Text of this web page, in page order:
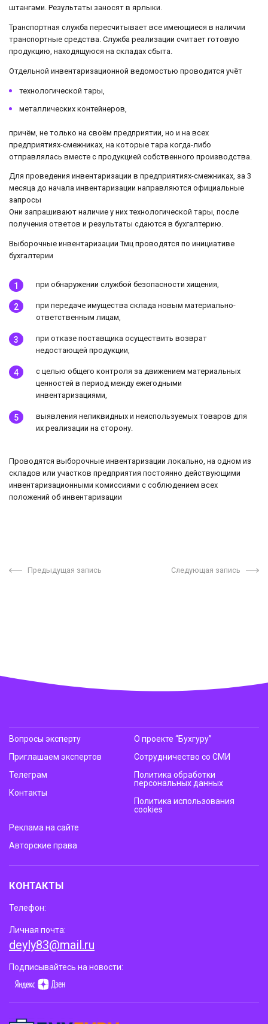
штангами. Результаты заносят в ярлыки.
Транспортная служба пересчитывает все имеющиеся в наличии
транспортные средства. Служба реализации считает готовую
продукцию, находящуюся на складах сбыта.
Отдельной инвентаризационной ведомостью проводится учёт
технологической тары,
металлических контейнеров,
причём, не только на своём предприятии, но и на всех
предприятиях-смежниках, на которые тара когда-либо
отправлялась вместе с продукцией собственного производства.
Для проведения инвентаризации в предприятиях-смежниках, за 3
месяца до начала инвентаризации направляются официальные
запросы
Они запрашивают наличие у них технологической тары, после
получения ответов и результаты сдаются в бухгалтерию.
Выборочные инвентаризации Тмц проводятся по инициативе
бухгалтерии
при обнаружении службой безопасности хищения,
при передаче имущества склада новым материально-
ответственным лицам,
при отказе поставщика осуществить возврат
недостающей продукции,
с целью общего контроля за движением материальных
ценностей в период между ежегодными
инвентаризациями,
выявления неликвидных и неиспользуемых товаров для
их реализации на сторону.
Проводятся выборочные инвентаризации локально, на одном из
складов или участков предприятия постоянно действующими
инвентаризационными комиссиями с соблюдением всех
положений об инвентаризации
Предыдущая запись Следующая запись
Вопросы эксперту
Приглашаем экспертов
Телеграм
Контакты
О проекте “Бухгуру”
Сотрудничество со СМИ
Политика обработки
персональных данных
Политика использования
cookies
Реклама на сайте
Авторские права
КОНТАКТЫ
Телефон:
Личная почта:
deyly83@mail.ru
Подписывайтесь на новости: